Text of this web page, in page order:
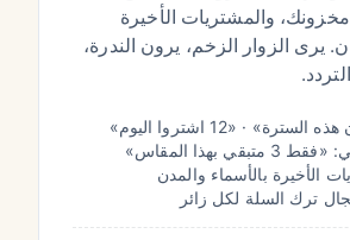
والمشتريات الأخيرة
يرى الزوار الزخم، يرون الندرة،
بهذا المقاس»
الأخيرة بالأسماء والمدن
ترك السلة لكل زائر